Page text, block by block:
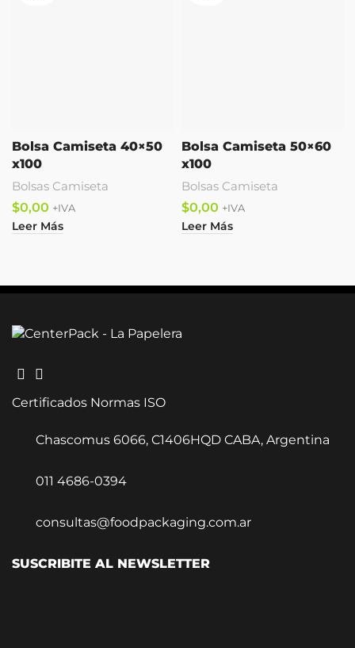
Bolsa Camiseta 40×50
x100
Bolsas Camiseta
$
Leer Más
Bolsa Camiseta 50×60
x100
Bolsas Camiseta
$
Leer Más
Certificados Normas ISO
Chascomus 6066, C1406HQD CABA, Argentina
011 4686-0394
consultas@foodpackaging.com.ar
SUSCRIBITE AL NEWSLETTER